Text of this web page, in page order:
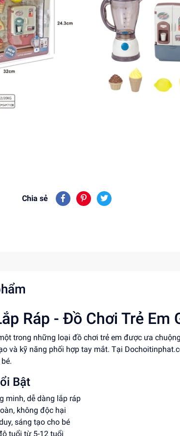
Chia sẻ
Ráp - Đồ Chơi Trẻ Em
trong những loại đồ chơi trẻ em được ưa
và kỹ năng phối hợp tay mắt. Tại
Bật
minh, dễ dàng lắp ráp
không độc hại
sáng tạo cho bé
tuổi từ 5-12 tuổi